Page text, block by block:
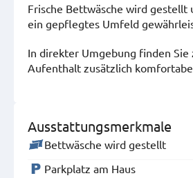
Frische Bettwäsche wird
ein gepflegtes Umfeld
In direkter Umgebung finden Sie
Aufenthalt zusätzlich
Ausstattungsmerkmale
Bettwäsche wird gestellt
Parkplatz am Haus